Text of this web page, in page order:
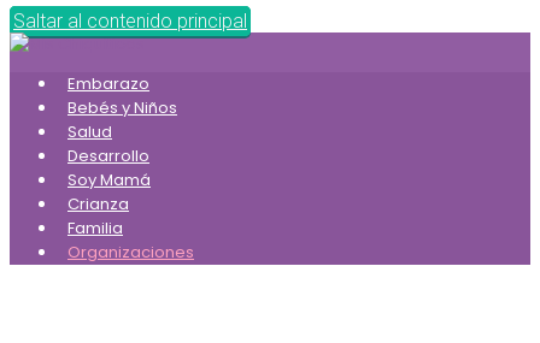
Saltar al contenido principal
Embarazo
Bebés y Niños
Salud
Desarrollo
Soy Mamá
Crianza
Familia
Organizaciones